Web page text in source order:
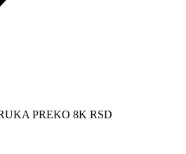
PREKO 8K RSD